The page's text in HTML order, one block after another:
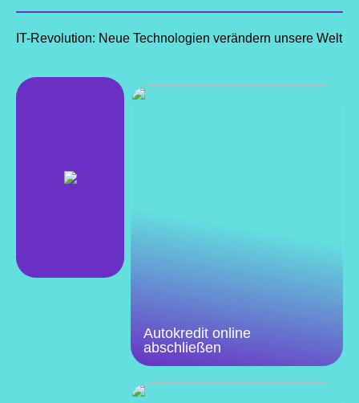
IT-Revolution: Neue Technologien verändern unsere Welt
Autokredit online
abschließen